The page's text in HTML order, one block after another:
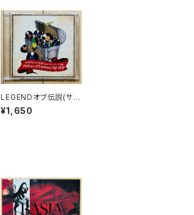
LEGENDオブ伝説(サイ
プレス上野) / OOPAR
T OF JAPANESE HIP
¥1,650